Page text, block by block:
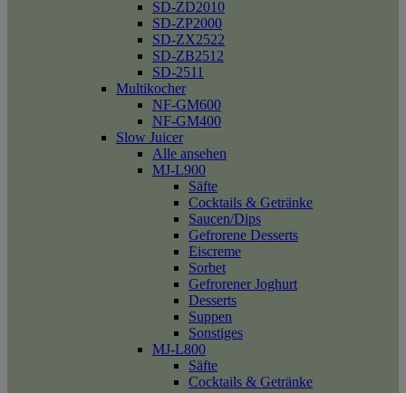
SD-ZD2010
SD-ZP2000
SD-ZX2522
SD-ZB2512
SD-2511
Multikocher
NF-GM600
NF-GM400
Slow Juicer
Alle ansehen
MJ-L900
Säfte
Cocktails & Getränke
Saucen/Dips
Gefrorene Desserts
Eiscreme
Sorbet
Gefrorener Joghurt
Desserts
Suppen
Sonstiges
MJ-L800
Säfte
Cocktails & Getränke